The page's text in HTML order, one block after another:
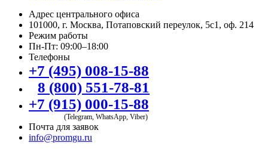
Адрес центрального офиса
101000, г. Москва, Потаповский переулок, 5с1, оф. 214
Режим работы
Пн-Пт: 09:00–18:00
Телефоны
+7 (495) 008-15-88
8 (800) 551-78-81
+7 (915) 000-15-88
(Telegram, WhatsApp, Viber)
Почта для заявок
info@promgu.ru